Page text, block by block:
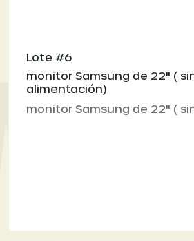
Lote #6
monitor Samsung de 22" (
alimentación)
monitor Samsung de 22" (